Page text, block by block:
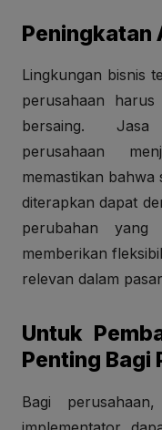
Peningkatan
Lingkungan bisnis
perusahaan
bersaing. Jasa
perusahaan
memastikan bahwa
diterapkan dapat
perubahan
memberikan
relevan dalam
Untuk
Penting Bagi
Bagi